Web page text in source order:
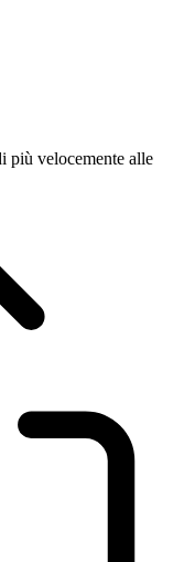
più velocemente alle